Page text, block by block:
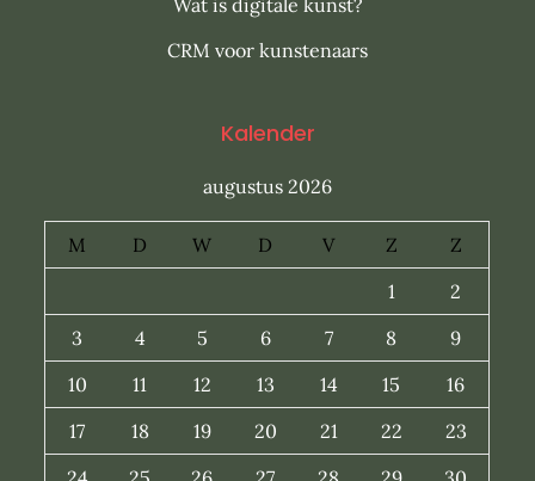
Wat is digitale kunst?
CRM voor kunstenaars
Kalender
augustus 2026
M D W D V Z
Z
1
2
3
4 5 6 7 8
9
10
11 12 13 14 15
16
17
18 19 20 21 22
23